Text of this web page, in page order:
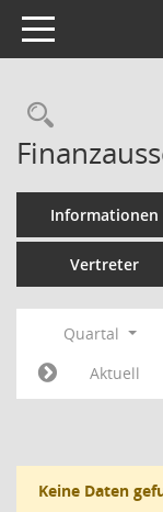
Toggle navigation
Informationen
Vertreter
Quartal
Aktuell
Keine Daten